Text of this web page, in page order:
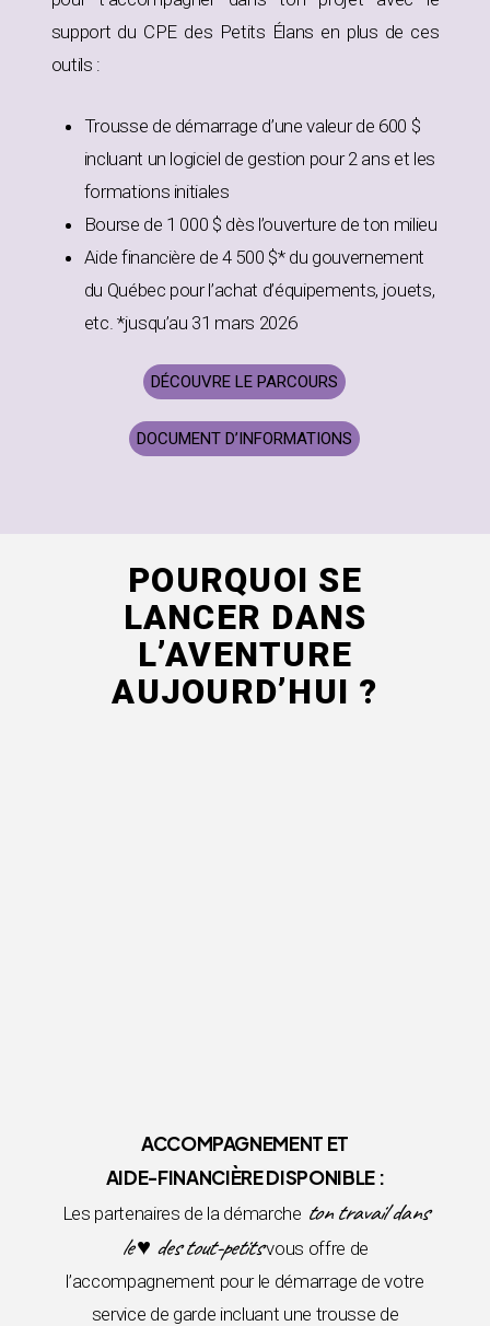
support du CPE des Petits Élans en plus de ces
outils :
Trousse de démarrage d’une valeur de 600 $
incluant un logiciel de gestion pour 2 ans et les
formations initiales
Bourse de 1 000 $ dès l’ouverture de ton milieu
Aide financière de 4 500 $* du gouvernement
du Québec pour l’achat d’équipements, jouets,
etc. *jusqu’au 31 mars 2026
DÉCOUVRE LE PARCOURS
DOCUMENT D’INFORMATIONS
POURQUOI SE
LANCER DANS
L’AVENTURE
AUJOURD’HUI ?
ACCOMPAGNEMENT ET
AIDE-FINANCIÈRE DISPONIBLE :
Les partenaires de la démarche ton travail dans
le ♥ des tout-petitsvous offre de
l’accompagnement pour le démarrage de votre
service de garde incluant une trousse de